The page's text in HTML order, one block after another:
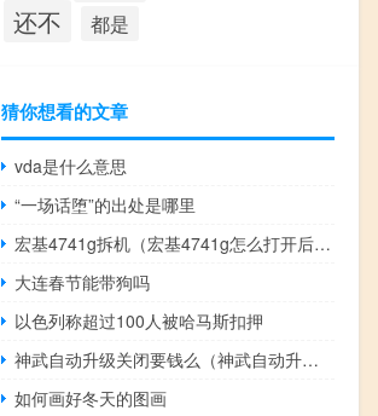
还不 都是
猜你想看的文章
vda是什么意思
“一场话堕”的出处是哪里
宏基4741g拆机（宏基4741g怎么打开后盖）
大连春节能带狗吗
以色列称超过100人被哈马斯扣押
神武自动升级关闭要钱么（神武自动升级）
如何画好冬天的图画